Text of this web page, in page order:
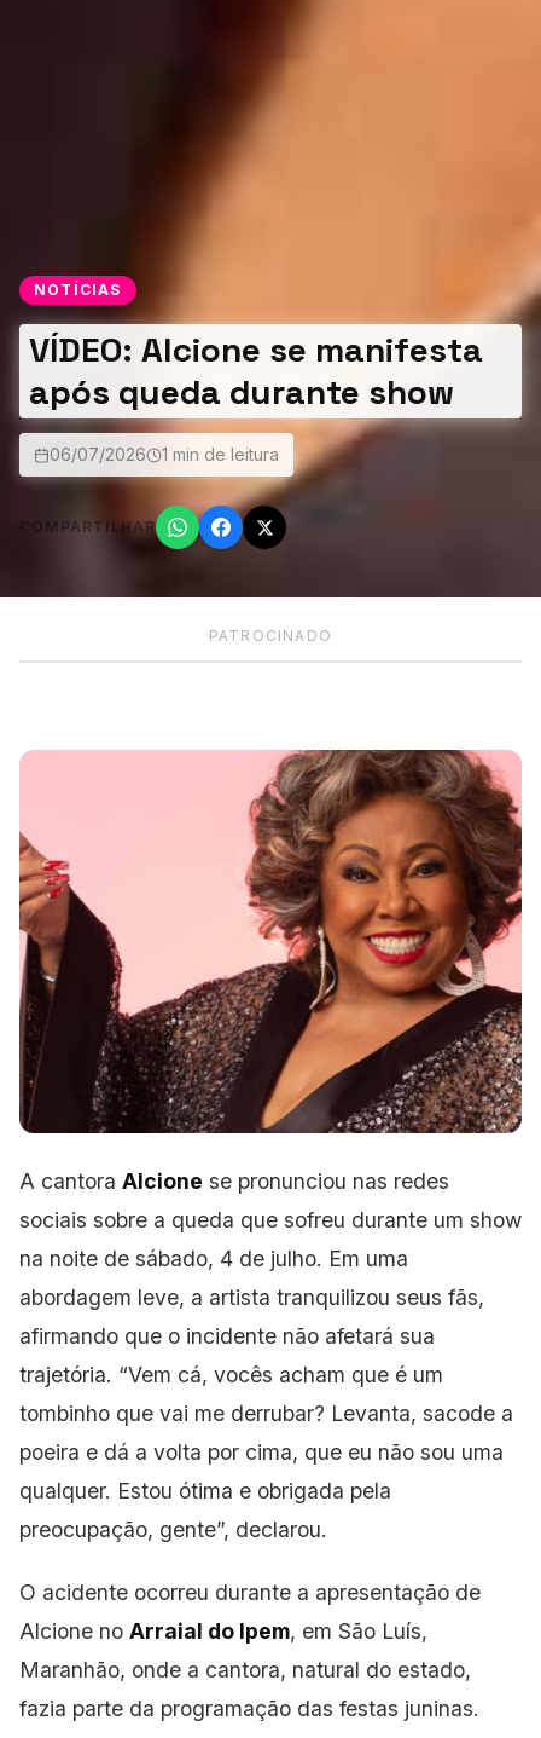
NOTÍCIAS
VÍDEO: Alcione se manifesta
após queda durante show
06/07/2026 1 min de leitura
COMPARTILHAR
PATROCINADO
A cantora Alcione se pronunciou nas redes
sociais sobre a queda que sofreu durante um show
na noite de sábado, 4 de julho. Em uma
abordagem leve, a artista tranquilizou seus fãs,
afirmando que o incidente não afetará sua
trajetória. “Vem cá, vocês acham que é um
tombinho que vai me derrubar? Levanta, sacode a
poeira e dá a volta por cima, que eu não sou uma
qualquer. Estou ótima e obrigada pela
preocupação, gente”, declarou.
O acidente ocorreu durante a apresentação de
Alcione no Arraial do Ipem, em São Luís,
Maranhão, onde a cantora, natural do estado,
fazia parte da programação das festas juninas.